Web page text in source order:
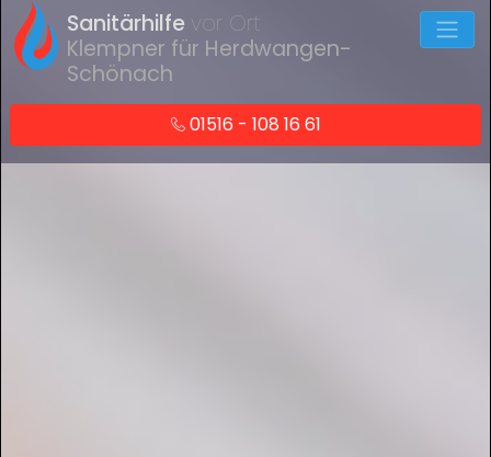
Sanitärhilfe
vor Ort
Klempner für Herdwangen-
Schönach
01516 - 108 16 61